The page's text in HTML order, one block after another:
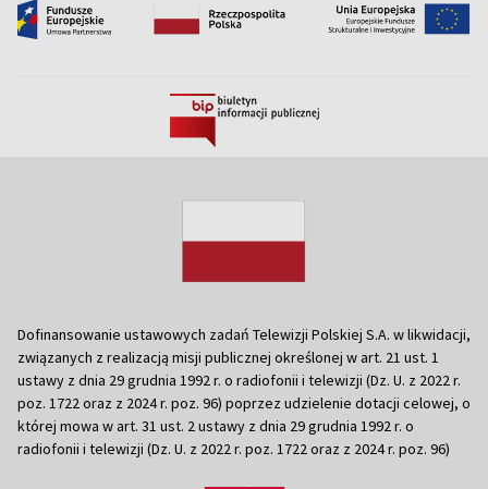
Dofinansowanie ustawowych zadań Telewizji Polskiej S.A. w likwidacji,
związanych z realizacją misji publicznej określonej w art. 21 ust. 1
ustawy z dnia 29 grudnia 1992 r. o radiofonii i telewizji (Dz. U. z 2022 r.
poz. 1722 oraz z 2024 r. poz. 96) poprzez udzielenie dotacji celowej, o
której mowa w art. 31 ust. 2 ustawy z dnia 29 grudnia 1992 r. o
radiofonii i telewizji (Dz. U. z 2022 r. poz. 1722 oraz z 2024 r. poz. 96)